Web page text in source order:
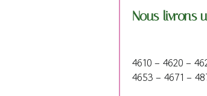
Nous livrons
4610 – 4620 –
4653 – 4671 –